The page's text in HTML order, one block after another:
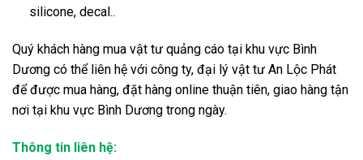
silicone, decal..
Quý khách hàng mua vật tư quảng cáo tại khu vực Bình
Dương có thể liên hệ với công ty, đại lý vật tư An Lộc Phát
để được mua hàng, đặt hàng online thuận tiên, giao hàng tận
nơi tại khu vực Bình Dương trong ngày.
Thông tin liên hệ: